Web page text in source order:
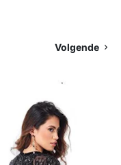
Volgende